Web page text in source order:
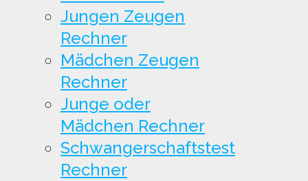
Jungen Zeugen
Rechner
Mädchen Zeugen
Rechner
Junge oder
Mädchen Rechner
Schwangerschaftstest
Rechner